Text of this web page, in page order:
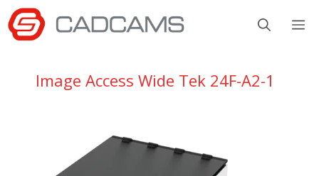
Aller
au
contenu
Image Access Wide Tek 24F-A2-1